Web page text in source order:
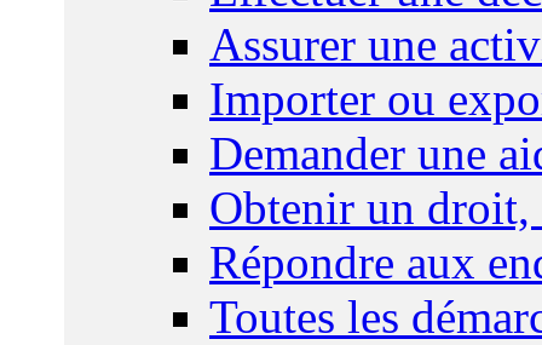
Assurer une
Importer ou
Demander une
Obtenir un droit,
Répondre aux
Toutes les